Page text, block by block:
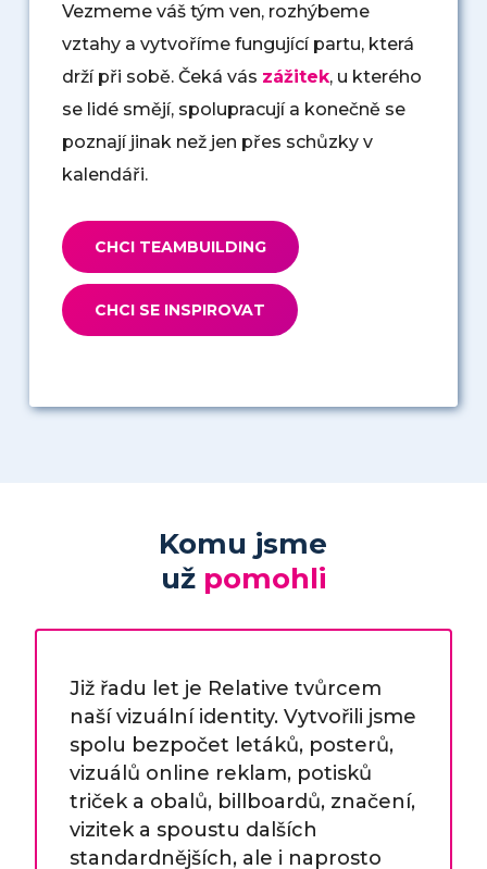
Vezmeme váš tým ven, rozhýbeme
vztahy a vytvoříme fungující partu, která
drží při sobě. Čeká vás zážitek, u kterého
se lidé smějí, spolupracují a konečně se
poznají jinak než jen přes schůzky v
kalendáři.
CHCI TEAMBUILDING
CHCI SE INSPIROVAT
Komu jsme
už pomohli
Již řadu let je Relative tvůrcem
naší vizuální identity. Vytvořili jsme
spolu bezpočet letáků, posterů,
vizuálů online reklam, potisků
triček a obalů, billboardů, značení,
vizitek a spoustu dalších
standardnějších, ale i naprosto